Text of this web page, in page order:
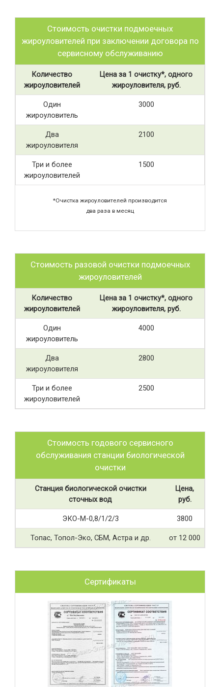
Стоимость очистки подмоечных
жироуловителей при заключении договора по
сервисному обслуживанию
Количество
жироуловителей
Цена за 1 очистку*, одного
жироуловителя, руб.
Один
жироуловитель
3000
Два
жироуловителя
2100
Три и более
жироуловителей
1500
*Очистка жироуловителей производится
два раза в месяц
Стоимость разовой очистки подмоечных
жироуловителей
Количество
жироуловителей
Цена за 1 очистку*, одного
жироуловителя, руб.
Один
жироуловитель
4000
Два
жироуловителя
2800
Три и более
жироуловителей
2500
Стоимость годового сервисного
обслуживания станции биологической
очистки
Станция биологической очистки
сточных вод
Цена,
руб.
ЭКО-М-0,8/1/2/3 3800
Топас, Топол-Эко, СБМ, Астра и др. от 12 000
Сертификаты